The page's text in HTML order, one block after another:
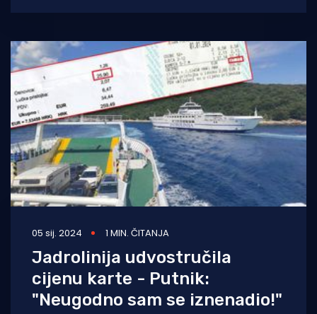
05 sij. 2024 1 MIN. ČITANJA
Jadrolinija udvostručila
cijenu karte - Putnik:
"Neugodno sam se iznenadio!"